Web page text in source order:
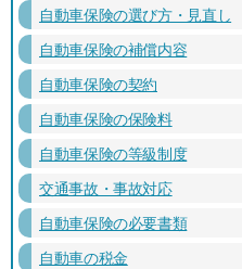
自動車保険の選び方・見直し
自動車保険の補償内容
自動車保険の契約
自動車保険の保険料
自動車保険の等級制度
交通事故・事故対応
自動車保険の必要書類
自動車の税金